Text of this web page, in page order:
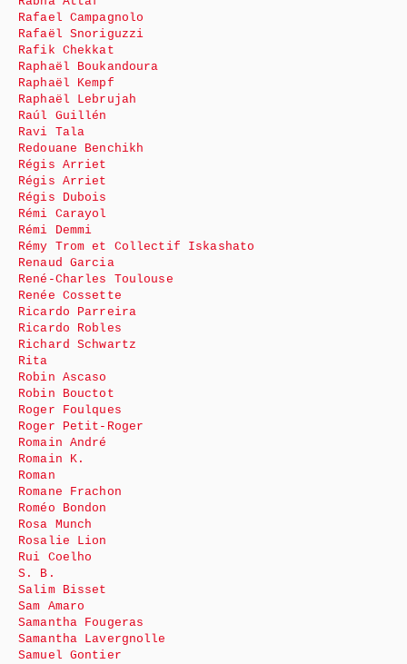
Rafael Campagnolo
Rafaël Snoriguzzi
Rafik Chekkat
Raphaël Boukandoura
Raphaël Kempf
Raphaël Lebrujah
Raúl Guillén
Ravi Tala
Redouane Benchikh
Régis Arriet
Régis Arriet
Régis Dubois
Rémi Carayol
Rémi Demmi
Rémy Trom et Collectif Iskashato
Renaud Garcia
René-Charles Toulouse
Renée Cossette
Ricardo Parreira
Ricardo Robles
Richard Schwartz
Rita
Robin Ascaso
Robin Bouctot
Roger Foulques
Roger Petit-Roger
Romain André
Romain K.
Roman
Romane Frachon
Roméo Bondon
Rosa Munch
Rosalie Lion
Rui Coelho
S. B.
Salim Bisset
Sam Amaro
Samantha Fougeras
Samantha Lavergnolle
Samuel Gontier